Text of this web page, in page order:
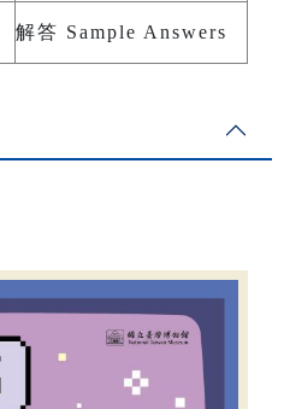
解答 Sample Answers